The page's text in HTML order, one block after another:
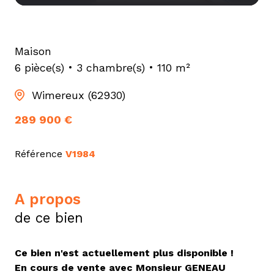
Maison
6 pièce(s)
3 chambre(s) 110 m²
Wimereux (62930)
289 900 €
Référence V1984
a propos
de ce bien
Ce bien n'est actuellement plus disponible !
En cours de vente avec Monsieur GENEAU